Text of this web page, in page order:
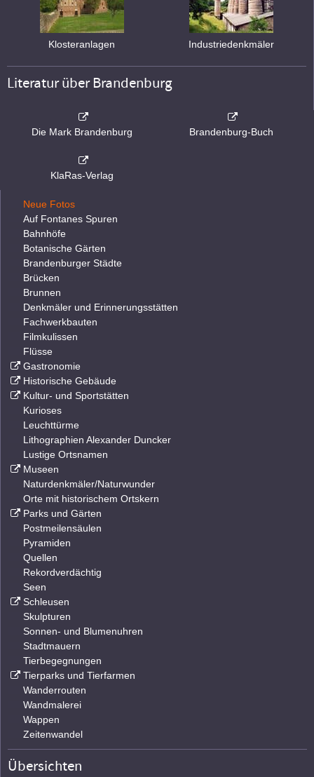
Klosteranlagen Industriedenkmäler
Literatur über Brandenburg
Die Mark Brandenburg Brandenburg-Buch
KlaRas-Verlag
Neue Fotos
Auf Fontanes Spuren
Bahnhöfe
Botanische Gärten
Brandenburger Städte
Brücken
Brunnen
Denkmäler und Erinnerungsstätten
Fachwerkbauten
Filmkulissen
Flüsse
Gastronomie
Historische Gebäude
Kultur- und Sportstätten
Kurioses
Leuchttürme
Lithographien Alexander Duncker
Lustige Ortsnamen
Museen
Naturdenkmäler/Naturwunder
Orte mit historischem Ortskern
Parks und Gärten
Postmeilensäulen
Pyramiden
Quellen
Rekordverdächtig
Seen
Schleusen
Skulpturen
Sonnen- und Blumenuhren
Stadtmauern
Tierbegegnungen
Tierparks und Tierfarmen
Wanderrouten
Wandmalerei
Wappen
Zeitenwandel
Übersichten